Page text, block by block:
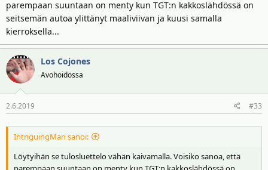
parempaan suuntaan on menty kun TGT:n kakkoslähdössä on
seitsemän autoa ylittänyt maaliviivan ja kuusi samalla
kierroksella...
Los Cojones
Avohoidossa
2.6.2019 #33
IntriguingMan sanoi:
Löytyihän se tulosluettelo vähän kaivamalla. Voisiko sanoa, että